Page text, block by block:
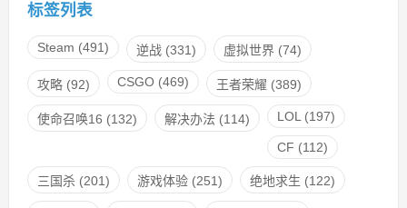
标签列表
Steam (491) 逆战(331) 虚拟世界(74)
攻略(92) CSGO(469) 王者荣耀 (389)
使命召唤16 (132) 解决办法 (114) LOL(197)
CF (112)
三国杀(201) 游戏体验(251) 绝地求生 (122)